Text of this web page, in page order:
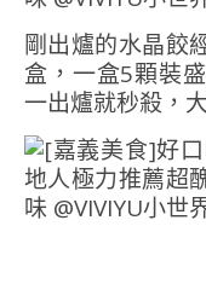
剛出爐的水晶餃
盒，一盒5顆裝
一出爐就秒殺，